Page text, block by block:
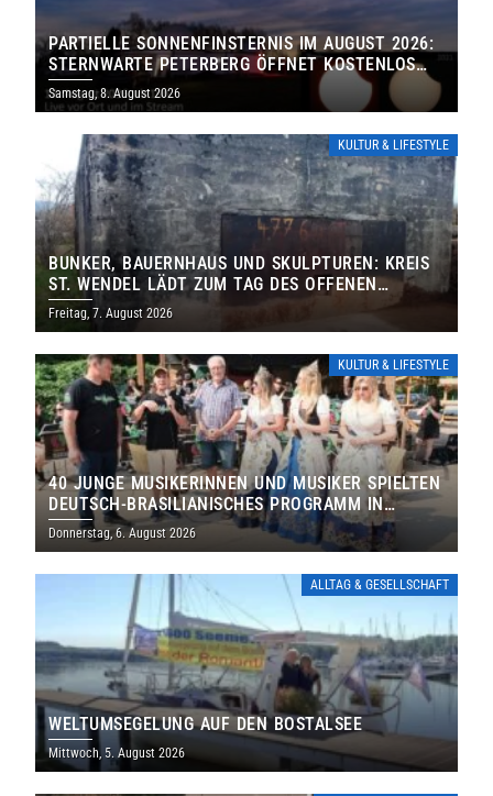
PARTIELLE SONNENFINSTERNIS IM AUGUST 2026:
STERNWARTE PETERBERG ÖFFNET KOSTENLOS
IHRE TORE
Samstag, 8. August 2026
KULTUR & LIFESTYLE
BUNKER, BAUERNHAUS UND SKULPTUREN: KREIS
ST. WENDEL LÄDT ZUM TAG DES OFFENEN
DENKMALS EIN
Freitag, 7. August 2026
KULTUR & LIFESTYLE
40 JUNGE MUSIKERINNEN UND MUSIKER SPIELTEN
DEUTSCH-BRASILIANISCHES PROGRAMM IN
THOLEY
Donnerstag, 6. August 2026
ALLTAG & GESELLSCHAFT
WELTUMSEGELUNG AUF DEN BOSTALSEE
Mittwoch, 5. August 2026